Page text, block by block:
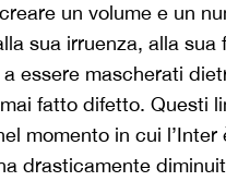
un volume e un
sua irruenza, alla
essere mascherati
fatto difetto. Questi
momento in cui
drasticamente